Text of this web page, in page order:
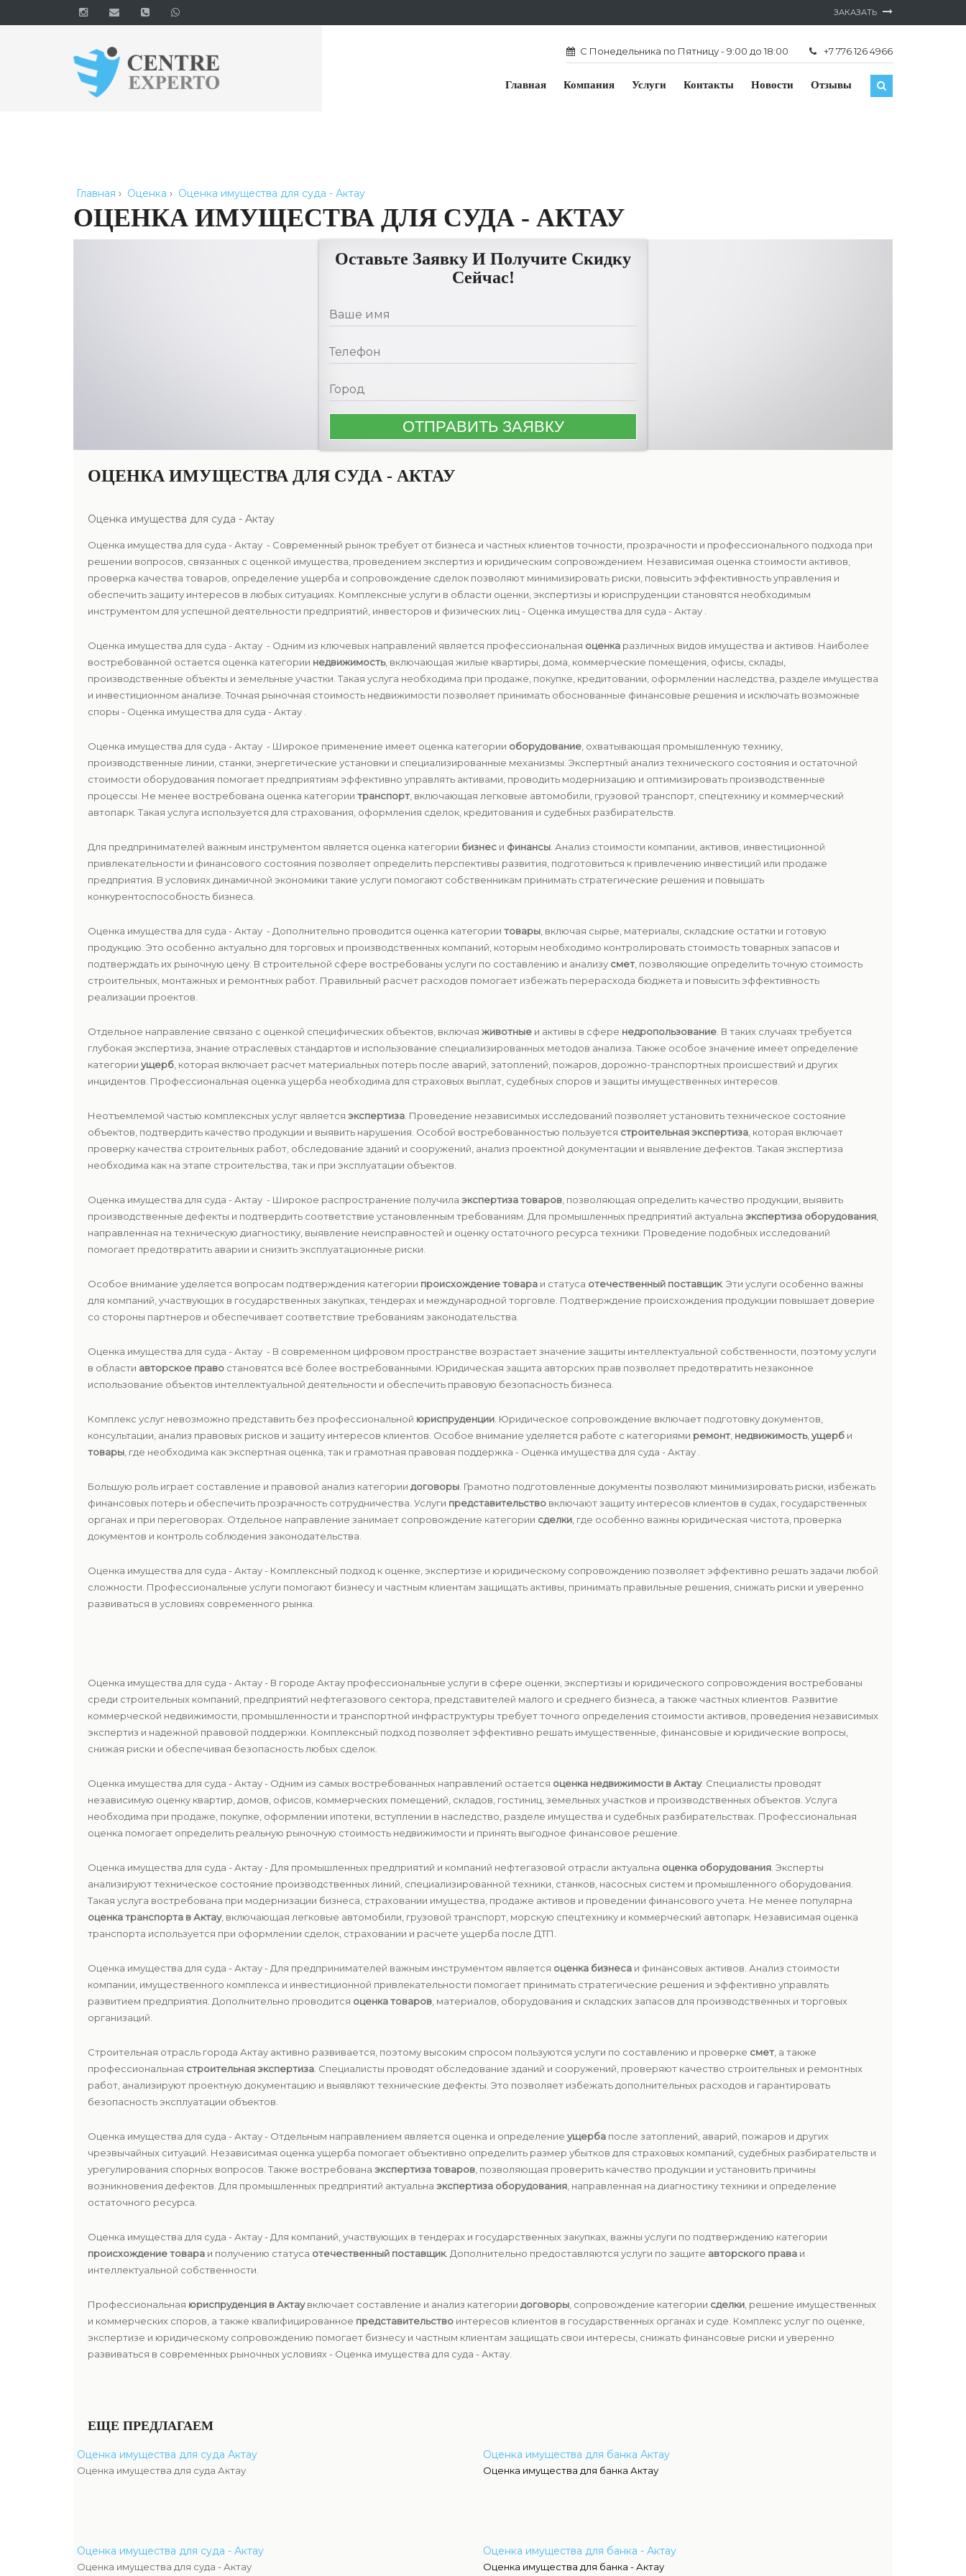
ЗАКАЗАТЬ
С Понедельника по Пятницу - 9:00 до 18:00 +7 776 126 4966
Главная Компания Услуги Контакты Новости Отзывы
Главная › Оценка › Оценка имущества для суда - Актау
ОЦЕНКА ИМУЩЕСТВА ДЛЯ СУДА - АКТАУ
Оставьте Заявку И Получите Скидку
Сейчас!
ОЦЕНКА ИМУЩЕСТВА ДЛЯ СУДА - АКТАУ
Оценка имущества для суда - Актау
Оценка имущества для суда - Актау - Современный рынок требует от бизнеса и частных клиентов точности, прозрачности и профессионального подхода при
решении вопросов, связанных с оценкой имущества, проведением экспертиз и юридическим сопровождением. Независимая оценка стоимости активов,
проверка качества товаров, определение ущерба и сопровождение сделок позволяют минимизировать риски, повысить эффективность управления и
обеспечить защиту интересов в любых ситуациях. Комплексные услуги в области оценки, экспертизы и юриспруденции становятся необходимым
инструментом для успешной деятельности предприятий, инвесторов и физических лиц - Оценка имущества для суда - Актау .
Оценка имущества для суда - Актау - Одним из ключевых направлений является профессиональная оценка различных видов имущества и активов. Наиболее
востребованной остается оценка категории недвижимость, включающая жилые квартиры, дома, коммерческие помещения, офисы, склады,
производственные объекты и земельные участки. Такая услуга необходима при продаже, покупке, кредитовании, оформлении наследства, разделе имущества
и инвестиционном анализе. Точная рыночная стоимость недвижимости позволяет принимать обоснованные финансовые решения и исключать возможные
споры - Оценка имущества для суда - Актау .
Оценка имущества для суда - Актау - Широкое применение имеет оценка категории оборудование , охватывающая промышленную технику,
производственные линии, станки, энергетические установки и специализированные механизмы. Экспертный анализ технического состояния и остаточной
стоимости оборудования помогает предприятиям эффективно управлять активами, проводить модернизацию и оптимизировать производственные
процессы. Не менее востребована оценка категории транспорт , включающая легковые автомобили, грузовой транспорт, спецтехнику и коммерческий
автопарк. Такая услуга используется для страхования, оформления сделок, кредитования и судебных разбирательств.
Для предпринимателей важным инструментом является оценка категории бизнес и финансы . Анализ стоимости компании, активов, инвестиционной
привлекательности и финансового состояния позволяет определить перспективы развития, подготовиться к привлечению инвестиций или продаже
предприятия. В условиях динамичной экономики такие услуги помогают собственникам принимать стратегические решения и повышать
конкурентоспособность бизнеса.
Оценка имущества для суда - Актау - Дополнительно проводится оценка категории товары , включая сырье, материалы, складские остатки и готовую
продукцию. Это особенно актуально для торговых и производственных компаний, которым необходимо контролировать стоимость товарных запасов и
подтверждать их рыночную цену. В строительной сфере востребованы услуги по составлению и анализу смет , позволяющие определить точную стоимость
строительных, монтажных и ремонтных работ. Правильный расчет расходов помогает избежать перерасхода бюджета и повысить эффективность
реализации проектов.
Отдельное направление связано с оценкой специфических объектов, включая животные и активы в сфере недропользование . В таких случаях требуется
глубокая экспертиза, знание отраслевых стандартов и использование специализированных методов анализа. Также особое значение имеет определение
категории ущерб , которая включает расчет материальных потерь после аварий, затоплений, пожаров, дорожно-транспортных происшествий и других
инцидентов. Профессиональная оценка ущерба необходима для страховых выплат, судебных споров и защиты имущественных интересов.
Неотъемлемой частью комплексных услуг является экспертиза . Проведение независимых исследований позволяет установить техническое состояние
объектов, подтвердить качество продукции и выявить нарушения. Особой востребованностью пользуется строительная экспертиза , которая включает
проверку качества строительных работ, обследование зданий и сооружений, анализ проектной документации и выявление дефектов. Такая экспертиза
необходима как на этапе строительства, так и при эксплуатации объектов.
Оценка имущества для суда - Актау - Широкое распространение получила экспертиза товаров , позволяющая определить качество продукции, выявить
производственные дефекты и подтвердить соответствие установленным требованиям. Для промышленных предприятий актуальна экспертиза оборудования
направленная на техническую диагностику, выявление неисправностей и оценку остаточного ресурса техники. Проведение подобных исследований
помогает предотвратить аварии и снизить эксплуатационные риски.
Особое внимание уделяется вопросам подтверждения категории происхождение товара и статуса отечественный поставщик. Эти услуги особенно важны
для компаний, участвующих в государственных закупках, тендерах и международной торговле. Подтверждение происхождения продукции повышает доверие
со стороны партнеров и обеспечивает соответствие требованиям законодательства.
Оценка имущества для суда - Актау - В современном цифровом пространстве возрастает значение защиты интеллектуальной собственности, поэтому услуги
в области авторское право становятся всё более востребованными. Юридическая защита авторских прав позволяет предотвратить незаконное
использование объектов интеллектуальной деятельности и обеспечить правовую безопасность бизнеса.
Комплекс услуг невозможно представить без профессиональной юриспруденции . Юридическое сопровождение включает подготовку документов,
консультации, анализ правовых рисков и защиту интересов клиентов. Особое внимание уделяется работе с категориями ремонт недвижимость, ущерб и
товары , где необходима как экспертная оценка, так и грамотная правовая поддержка - Оценка имущества для суда - Актау .
Большую роль играет составление и правовой анализ категории договоры . Грамотно подготовленные документы позволяют минимизировать риски, избежать
финансовых потерь и обеспечить прозрачность сотрудничества. Услуги представительство включают защиту интересов клиентов в судах, государственных
органах и при переговорах. Отдельное направление занимает сопровождение категории сделки , где особенно важны юридическая чистота, проверка
документов и контроль соблюдения законодательства.
Оценка имущества для суда - Актау - Комплексный подход к оценке, экспертизе и юридическому сопровождению позволяет эффективно решать задачи любой
сложности. Профессиональные услуги помогают бизнесу и частным клиентам защищать активы, принимать правильные решения, снижать риски и уверенно
развиваться в условиях современного рынка.
Оценка имущества для суда - Актау - В городе Актау профессиональные услуги в сфере оценки, экспертизы и юридического сопровождения востребованы
среди строительных компаний, предприятий нефтегазового сектора, представителей малого и среднего бизнеса, а также частных клиентов. Развитие
коммерческой недвижимости, промышленности и транспортной инфраструктуры требует точного определения стоимости активов, проведения независимых
экспертиз и надежной правовой поддержки. Комплексный подход позволяет эффективно решать имущественные, финансовые и юридические вопросы,
снижая риски и обеспечивая безопасность любых сделок.
Оценка имущества для суда - Актау - Одним из самых востребованных направлений остается оценка недвижимости в Актау. Специалисты проводят
независимую оценку квартир, домов, офисов, коммерческих помещений, складов, гостиниц, земельных участков и производственных объектов. Услуга
необходима при продаже, покупке, оформлении ипотеки, вступлении в наследство, разделе имущества и судебных разбирательствах. Профессиональная
оценка помогает определить реальную рыночную стоимость недвижимости и принять выгодное финансовое решение.
Оценка имущества для суда - Актау - Для промышленных предприятий и компаний нефтегазовой отрасли актуальна оценка оборудования . Эксперты
анализируют техническое состояние производственных линий, специализированной техники, станков, насосных систем и промышленного оборудования.
Такая услуга востребована при модернизации бизнеса, страховании имущества, продаже активов и проведении финансового учета. Не менее популярна
оценка транспорта в Актау, включающая легковые автомобили, грузовой транспорт, морскую спецтехнику и коммерческий автопарк. Независимая оценка
транспорта используется при оформлении сделок, страховании и расчете ущерба после ДТП.
Оценка имущества для суда - Актау - Для предпринимателей важным инструментом является оценка бизнеса и финансовых активов. Анализ стоимости
компании, имущественного комплекса и инвестиционной привлекательности помогает принимать стратегические решения и эффективно управлять
развитием предприятия. Дополнительно проводится оценка товаров , материалов, оборудования и складских запасов для производственных и торговых
организаций.
Строительная отрасль города Актау активно развивается, поэтому высоким спросом пользуются услуги по составлению и проверке смет , а также
профессиональная строительная экспертиза . Специалисты проводят обследование зданий и сооружений, проверяют качество строительных и ремонтных
работ, анализируют проектную документацию и выявляют технические дефекты. Это позволяет избежать дополнительных расходов и гарантировать
безопасность эксплуатации объектов.
Оценка имущества для суда - Актау - Отдельным направлением является оценка и определение ущерба после затоплений, аварий, пожаров и других
чрезвычайных ситуаций. Независимая оценка ущерба помогает объективно определить размер убытков для страховых компаний, судебных разбирательств и
урегулирования спорных вопросов. Также востребована экспертиза товаров , позволяющая проверить качество продукции и установить причины
возникновения дефектов. Для промышленных предприятий актуальна экспертиза оборудования , направленная на диагностику техники и определение
остаточного ресурса.
Оценка имущества для суда - Актау - Для компаний, участвующих в тендерах и государственных закупках, важны услуги по подтверждению категории
происхождение товара и получению статуса отечественный поставщик. Дополнительно предоставляются услуги по защите авторского права и
интеллектуальной собственности.
Профессиональная юриспруденция в Актаувключает составление и анализ категории договоры , сопровождение категории сделки , решение имущественных
и коммерческих споров, а также квалифицированное представительство интересов клиентов в государственных органах и суде. Комплекс услуг по оценке,
экспертизе и юридическому сопровождению помогает бизнесу и частным клиентам защищать свои интересы, снижать финансовые риски и уверенно
развиваться в современных рыночных условиях - Оценка имущества для суда - Актау.
ЕЩЕ ПРЕДЛАГАЕМ
Оценка имущества для суда Актау
Оценка имущества для суда Актау
Оценка имущества для суда - Актау
Оценка имущества для суда - Актау
Оценка имущества для банка Актау
Оценка имущества для банка Актау
Оценка имущества для банка - Актау
Оценка имущества для банка - Актау